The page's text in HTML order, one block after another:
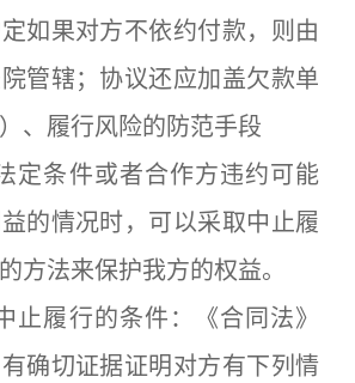
如果对方不依约付款，则由
管辖；协议还应加盖欠款单
、履行风险的防范手段
条件或者合作方违约可能
的情况时，可以采取中止履
方法来保护我方的权益。
履行的条件：《合同法》
确切证据证明对方有下列情